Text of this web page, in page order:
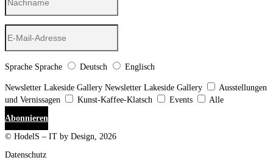
Sprache Sprache Deutsch Englisch
Newsletter Lakeside Gallery Newsletter Lakeside Gallery
Ausstellungen
und Vernissagen
Kunst-Kaffee-Klatsch Events
Alle
Abonnieren
© HodelS – IT by Design, 2026
Datenschutz